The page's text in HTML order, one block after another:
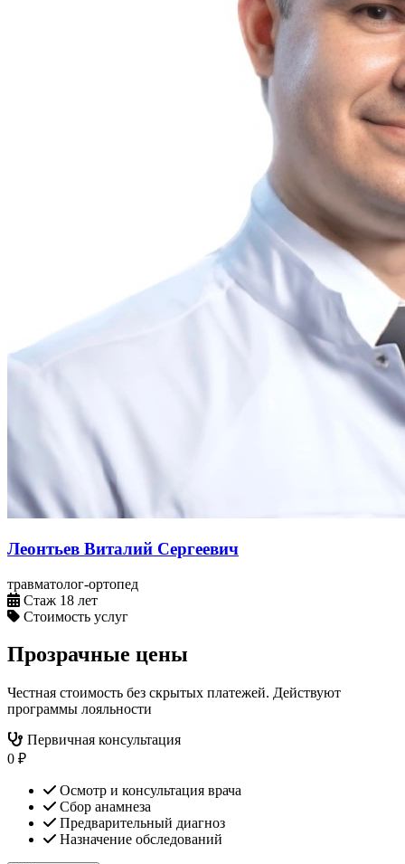
Леонтьев Виталий Сергеевич
травматолог-ортопед
Стаж 18 лет
Стоимость услуг
Прозрачные цены
Честная стоимость без скрытых платежей. Действуют
программы лояльности
Первичная консультация
0 ₽
Осмотр и консультация врача
Сбор анамнеза
Предварительный диагноз
Назначение обследований